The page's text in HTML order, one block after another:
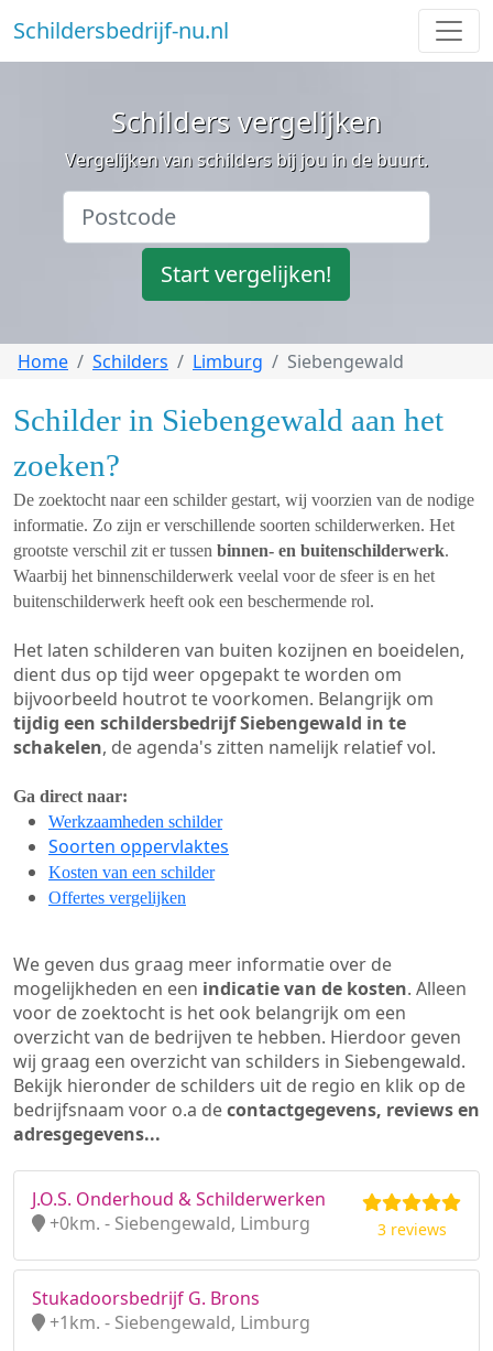
Schildersbedrijf-nu.nl
Schilders vergelijken
Vergelijken van schilders bij jou in de buurt.
Start vergelijken!
Home Schilders Limburg Siebengewald
Schilder in Siebengewald aan het
zoeken?
De zoektocht naar een schilder gestart, wij voorzien van de nodige
informatie. Zo zijn er verschillende soorten schilderwerken. Het
grootste verschil zit er tussen binnen- en buitenschilderwerk.
Waarbij het binnenschilderwerk veelal voor de sfeer is en het
buitenschilderwerk heeft ook een beschermende rol.
Het laten schilderen van buiten kozijnen en boeidelen,
dient dus op tijd weer opgepakt te worden om
bijvoorbeeld houtrot te voorkomen. Belangrijk om
tijdig een schildersbedrijf Siebengewald in te
schakelen, de agenda's zitten namelijk relatief vol.
Ga direct naar:
Werkzaamheden schilder
Soorten oppervlaktes
Kosten van een schilder
Offertes vergelijken
We geven dus graag meer informatie over de
mogelijkheden en een indicatie van de kosten. Alleen
voor de zoektocht is het ook belangrijk om een
overzicht van de bedrijven te hebben. Hierdoor geven
wij graag een overzicht van schilders in Siebengewald.
Bekijk hieronder de schilders uit de regio en klik op de
bedrijfsnaam voor o.a decontactgegevens, reviews en
adresgegevens...
J.O.S. Onderhoud & Schilderwerken
+0km. - Siebengewald, Limburg
3 reviews
Stukadoorsbedrijf G. Brons
+1km. - Siebengewald, Limburg